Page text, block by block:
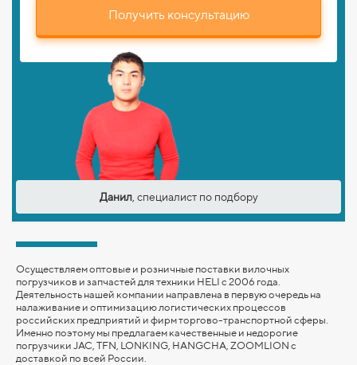
Получить консультацию
Данил, специалист по подбору
Осуществляем оптовые и розничные поставки вилочных
погрузчиков и запчастей для техники HELI с 2006 года.
Деятельность нашей компании направлена в первую очередь на
налаживание и оптимизацию логистических процессов
российских предприятий и фирм торгово-транспортной сферы.
Именно поэтому мы предлагаем качественные и недорогие
погрузчики JAC, TFN, LONKING, HANGCHA, ZOOMLION с
доставкой по всей России.